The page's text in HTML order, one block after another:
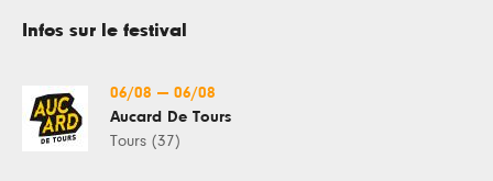
Infos sur le festival
06/08 — 06/08
Aucard De Tours
Tours (37)